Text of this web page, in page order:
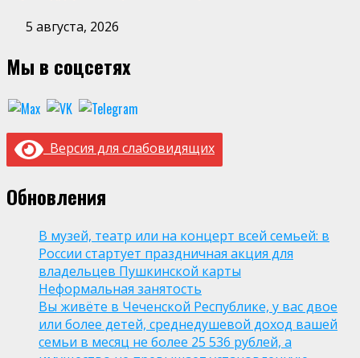
5 августа, 2026
Мы в соцсетях
Версия для слабовидящих
Обновления
В музей, театр или на концерт всей семьей: в
России стартует праздничная акция для
владельцев Пушкинской карты
Неформальная занятость
Вы живёте в Чеченской Республике, у вас двое
или более детей, среднедушевой доход вашей
семьи в месяц не более 25 536 рублей, а